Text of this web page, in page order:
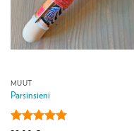
MUUT
Parsinsieni